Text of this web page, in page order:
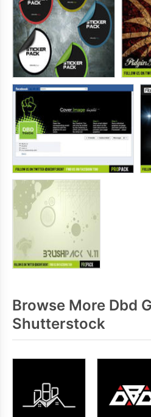
Browse More Dbd
Shutterstock